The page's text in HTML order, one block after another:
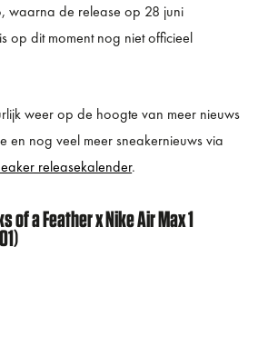
waarna de release op 28 juni
op dit moment nog niet officieel
weer op de hoogte van meer nieuws
en nog veel meer sneakernieuws via
releasekalender.
of a Feather x Nike Air Max 1